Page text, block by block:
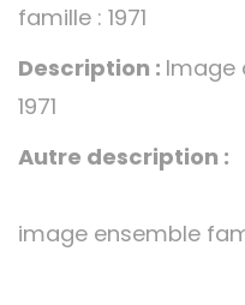
famille : 1971
Description : Image
1971
Autre description :
image ensemble